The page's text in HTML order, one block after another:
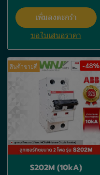
เพิ่มลงตะกร้า
ขอใบเสนอราคา
สินค้าขายดี -48%
S202M (10kA)